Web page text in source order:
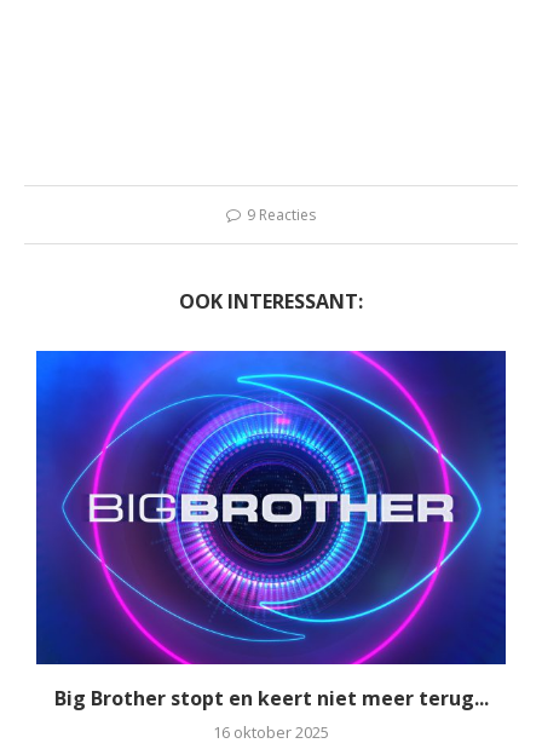
9 Reacties
OOK INTERESSANT:
Big Brother stopt en keert niet meer terug...
16 oktober 2025